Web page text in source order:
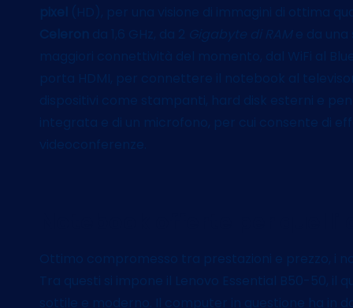
pixel
(HD), per una visione di immagini di ottima
Celeron
da 1,6 GHz, da 2 Gigabyte di RAM e da
maggiori connettività del momento, dal WiFi al
porta HDMI, per connettere il notebook al
dispositivi come stampanti, hard disk esterni e pen
integrata e di un microfono, per cui consente di
videoconferenze.
Ottimo compromesso tra prestazioni e prezzo, i
Tra questi si impone il Lenovo Essential B50-50,
sottile e moderno. Il computer in questione ha in